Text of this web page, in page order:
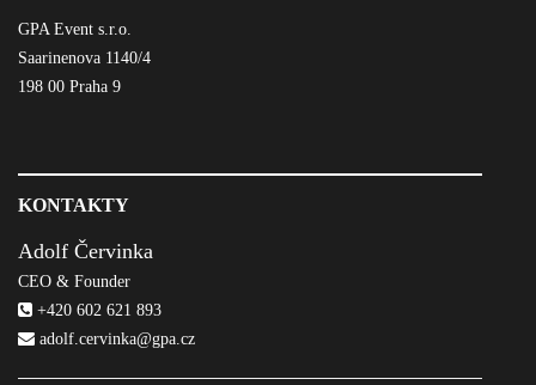
GPA Event s.r.o.
Saarinenova 1140/4
198 00 Praha 9
KONTAKTY
Adolf Červinka
CEO & Founder
+420 602 621 893
adolf.cervinka@gpa.cz